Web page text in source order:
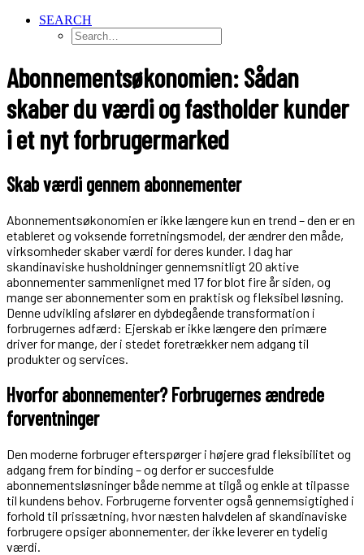
SEARCH
Abonnementsøkonomien: Sådan
skaber du værdi og fastholder kunder
i et nyt forbrugermarked
Skab værdi gennem abonnementer
Abonnementsøkonomien er ikke længere kun en trend – den er en
etableret og voksende forretningsmodel, der ændrer den måde,
virksomheder skaber værdi for deres kunder. I dag har
skandinaviske husholdninger gennemsnitligt 20 aktive
abonnementer sammenlignet med 17 for blot fire år siden, og
mange ser abonnementer som en praktisk og fleksibel løsning.
Denne udvikling afslører en dybdegående transformation i
forbrugernes adfærd: Ejerskab er ikke længere den primære
driver for mange, der i stedet foretrækker nem adgang til
produkter og services​.
Hvorfor abonnementer? Forbrugernes ændrede
forventninger
Den moderne forbruger efterspørger i højere grad fleksibilitet og
adgang frem for binding – og derfor er succesfulde
abonnementsløsninger både nemme at tilgå og enkle at tilpasse
til kundens behov. Forbrugerne forventer også gennemsigtighed i
forhold til prissætning, hvor næsten halvdelen af skandinaviske
forbrugere opsiger abonnementer, der ikke leverer en tydelig
værdi